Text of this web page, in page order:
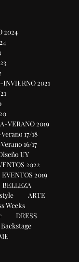
2024
INVIERNO 2021
VERANO 2019
17/18
16/17
UY
2022
EVENTOS 2019
BELLEZA
ARTE
Weeks
DRESS
Backstage